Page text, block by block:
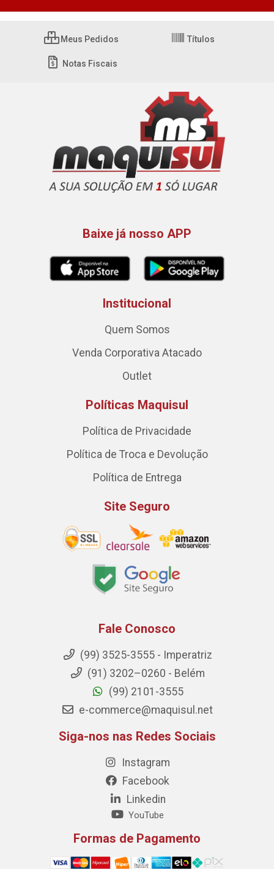
Meus Pedidos Títulos
Notas Fiscais
Baixe já nosso APP
Institucional
Quem Somos
Venda Corporativa Atacado
Outlet
Políticas Maquisul
Política de Privacidade
Política de Troca e Devolução
Política de Entrega
Site Seguro
Fale Conosco
(99) 3525-3555 - Imperatriz
(91) 3202–0260 - Belém
(99) 2101-3555
e-commerce@maquisul.net
Siga-nos nas Redes Sociais
Instagram
Facebook
Linkedin
YouTube
Formas de Pagamento